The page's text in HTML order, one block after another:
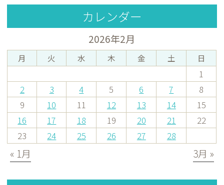
カレンダー
2026年2月
月 火 水 木 金 土 日
1
2
3 4 5 6 7
8
9
10 11 12 13 14
15
16
17 18 19 20 21
22
23
24 25 26 27 28
« 1月 3月 »